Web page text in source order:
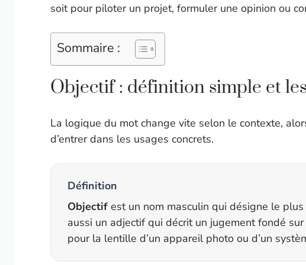
soit pour piloter un projet, formuler une opinion ou
Sommaire :
Objectif : définition simple et
La logique du mot change vite selon le contexte,
d’entrer dans les usages concrets.
Définition
Objectif est un nom masculin qui désigne le
aussi un adjectif qui décrit un jugement fondé
pour la lentille d’un appareil photo ou d’un